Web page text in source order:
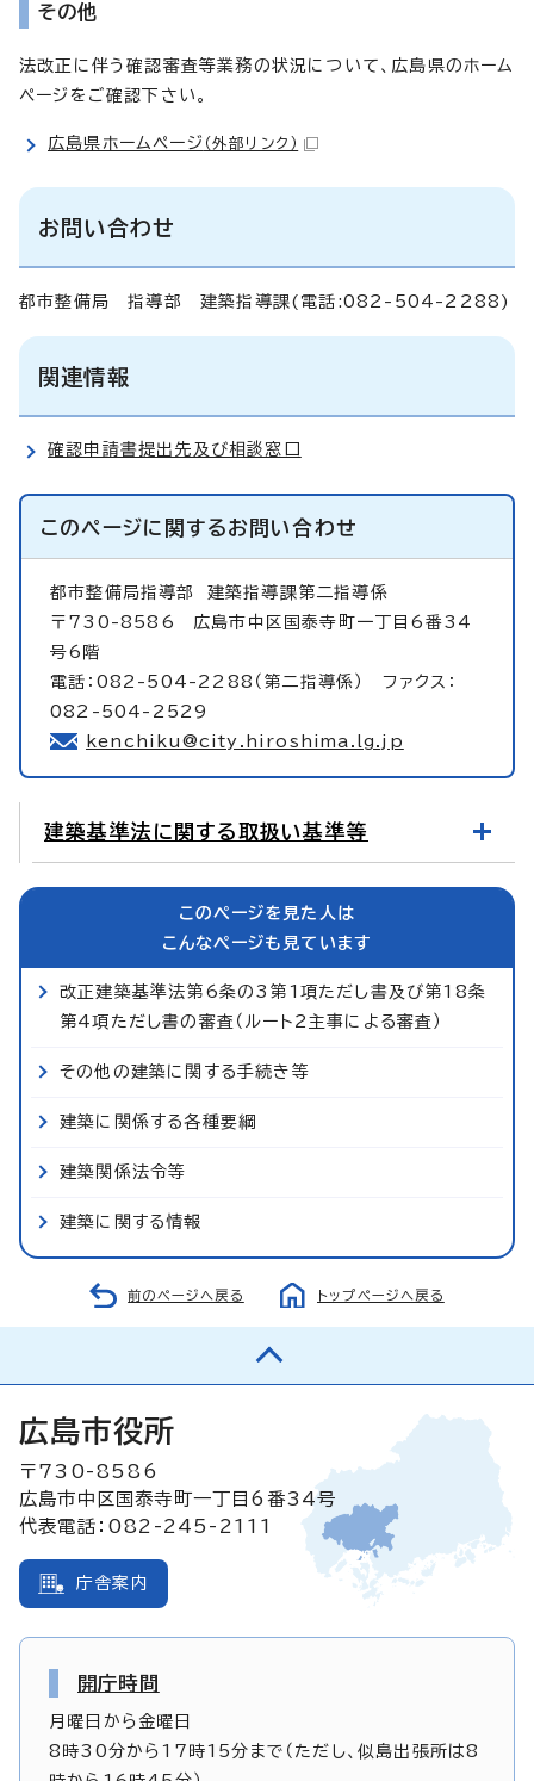
その他
法改正に伴う確認審査等業務の状況について、広島県のホーム
ページをご確認下さい。
広島県ホームページ （外部リンク）
お問い合わせ
都市整備局 指導部 建築指導課(電話:082-504-2288)
関連情報
確認申請書提出先及び相談窓口
このページに関するお問い合わせ
都市整備局指導部 建築指導課第二指導係
〒730-8586 広島市中区国泰寺町一丁目6番34
号6階
電話：082-504-2288（第二指導係） ファクス：
082-504-2529
kenchiku@city.hiroshima.lg.jp
建築基準法に関する取扱い基準等
このページを見た人は
こんなページも見ています
改正建築基準法第6条の3第1項ただし書及び第18条
第4項ただし書の審査（ルート2主事による審査）
その他の建築に関する手続き等
建築に関係する各種要綱
建築関係法令等
建築に関する情報
前のページへ戻る トップページへ戻る
広島市役所
〒730-8586
広島市中区国泰寺町一丁目6番34号
代表電話：082-245-2111
庁舎案内
開庁時間
月曜日から金曜日
8時30分から17時15分まで（ただし、似島出張所は8